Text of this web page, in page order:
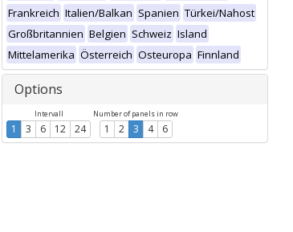
Frankreich Italien/Balkan Spanien Türkei/Nahost
Großbritannien Belgien Schweiz Island
Mittelamerika Österreich Osteuropa Finnland
Options
Intervall
1 3 6 12 24
Number of panels in row
1 2 3 4 6